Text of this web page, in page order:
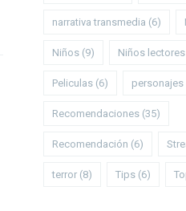
narrativa transmedia (6)
Niños (9) Niños lectores
Peliculas (6) personajes
Recomendaciones (35)
Recomendación (6)
terror (8) Tips (6)